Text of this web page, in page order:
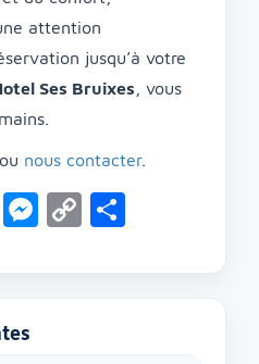
attention
jusqu’à votre
Ses Bruixes , vous
ou nous contacter.
LinkedIn
Messenger
Copy